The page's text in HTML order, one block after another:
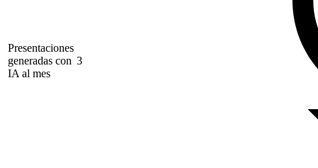
Presentaciones
generadas con
IA al mes
3